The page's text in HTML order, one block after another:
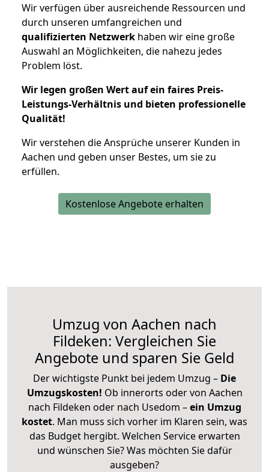
Wir verfügen über ausreichende Ressourcen und
durch unseren umfangreichen und
qualifizierten Netzwerk haben wir eine große
Auswahl an Möglichkeiten, die nahezu jedes
Problem löst.
Wir legen großen Wert auf ein faires Preis-
Leistungs-Verhältnis und bieten professionelle
Qualität!
Wir verstehen die Ansprüche unserer Kunden in
Aachen und geben unser Bestes, um sie zu
erfüllen.
Kostenlose Angebote erhalten
Umzug von Aachen nach
Fildeken: Vergleichen Sie
Angebote und sparen Sie Geld
Der wichtigste Punkt bei jedem Umzug – Die
Umzugskosten! Ob innerorts oder von Aachen
nach Fildeken oder nach Usedom –ein Umzug
kostet. Man muss sich vorher im Klaren sein, was
das Budget hergibt. Welchen Service erwarten
und wünschen Sie? Was möchten Sie dafür
ausgeben?